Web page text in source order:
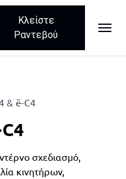
Κλείστε
Ραντεβού
& ë-C4
σχεδιασμό,
κινητήρων,